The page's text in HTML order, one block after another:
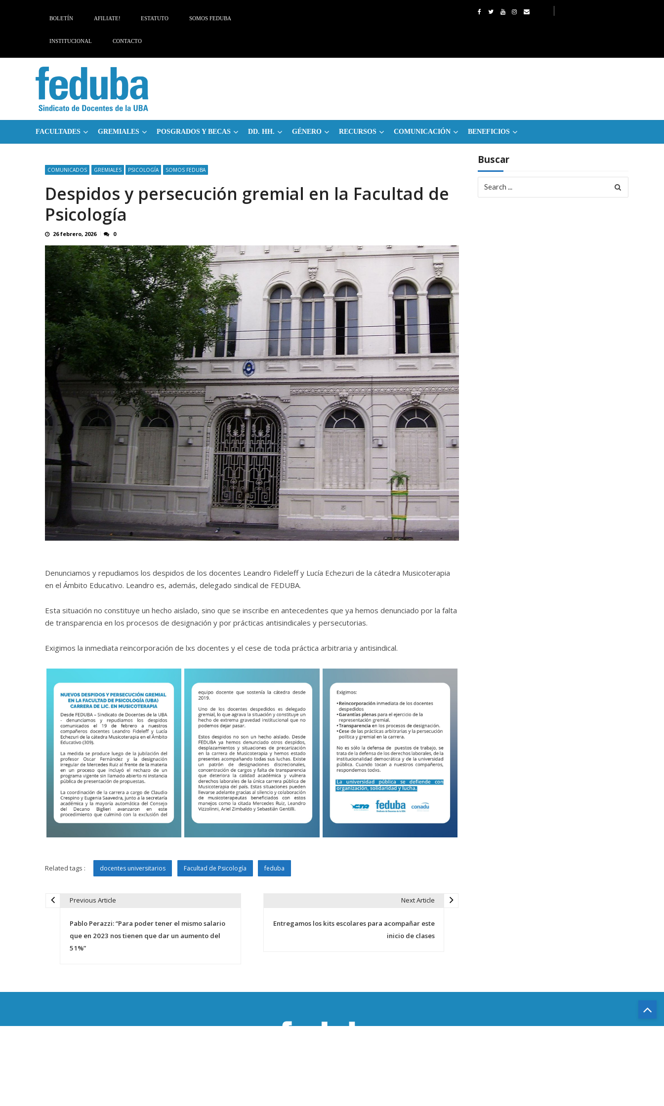
BOLETÍN AFILIATE! ESTATUTO SOMOS FEDUBA
INSTITUCIONAL CONTACTO
FACULTADES GREMIALES POSGRADOS Y BECAS DD. HH. GÉNERO RECURSOS COMUNICACIÓN BENEFICIOS
COMUNICADOS GREMIALES PSICOLOGÍA SOMOS FEDUBA
Despidos y persecución gremial en la Facultad de
Psicología
26 febrero, 2026 0
Denunciamos y repudiamos los despidos de los docentes Leandro Fideleff y Lucía Echezuri de la cátedra Musicoterapia
en el Ámbito Educativo. Leandro es, además, delegado sindical de FEDUBA.
Esta situación no constituye un hecho aislado, sino que se inscribe en antecedentes que ya hemos denunciado por la falta
de transparencia en los procesos de designación y por prácticas antisindicales y persecutorias.
Exigimos la inmediata reincorporación de lxs docentes y el cese de toda práctica arbitraria y antisindical.
Related tags : docentes universitarios Facultad de Psicología feduba
e
Previous Article
Pablo Perazzi: “Para poder tener el mismo salario
que en 2023 nos tienen que dar un aumento del
51%”
Next Article
Entregamos los kits escolares para acompañar este
inicio de clases
Buscar
for: